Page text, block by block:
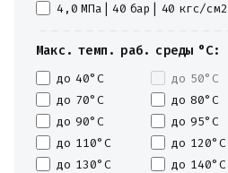
4,0 МПа| 40 бар| 40 кгс/см2
Макс. темп. раб. среды °С:
до 40°С
до 50°С
до 70°С
до 80°С
до 90°С
до 95°С
до 110°С
до 120°С
до 130°С
до 140°С